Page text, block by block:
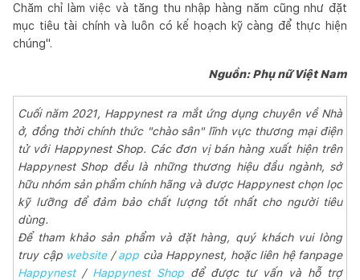
Chăm chỉ làm việc và tăng thu nhập hàng năm cũng như đặt
mục tiêu tài chính và luôn có kế hoạch kỹ càng để thực hiện
chúng".
Nguồn: Phụ nữ Việt Nam
Cuối năm 2021, Happynest ra mắt ứng dụng chuyên về Nhà
ở, đồng thời chính thức "chào sân" lĩnh vực thương mại điện
tử với Happynest Shop. Các đơn vị bán hàng xuất hiện trên
Happynest Shop đều là những thương hiệu đầu ngành, sở
hữu nhóm sản phẩm chính hãng và được Happynest chọn lọc
kỹ lưỡng để đảm bảo chất lượng tốt nhất cho người tiêu
dùng.
Để tham khảo sản phẩm và đặt hàng, quý khách vui lòng
truy cập website/app của Happynest, hoặc liên hệ fanpage
Happynest/ Happynest Shop để được tư vấn và hỗ trợ